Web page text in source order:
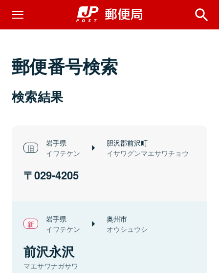
郵便番号検索
検索結果
岩手県
イワテケン
胆沢郡前沢町
イサワグンマエサワチョウ
029-4205
岩手県
イワテケン
奥州市
オウシュウシ
前沢永沢
マエサワナガサワ